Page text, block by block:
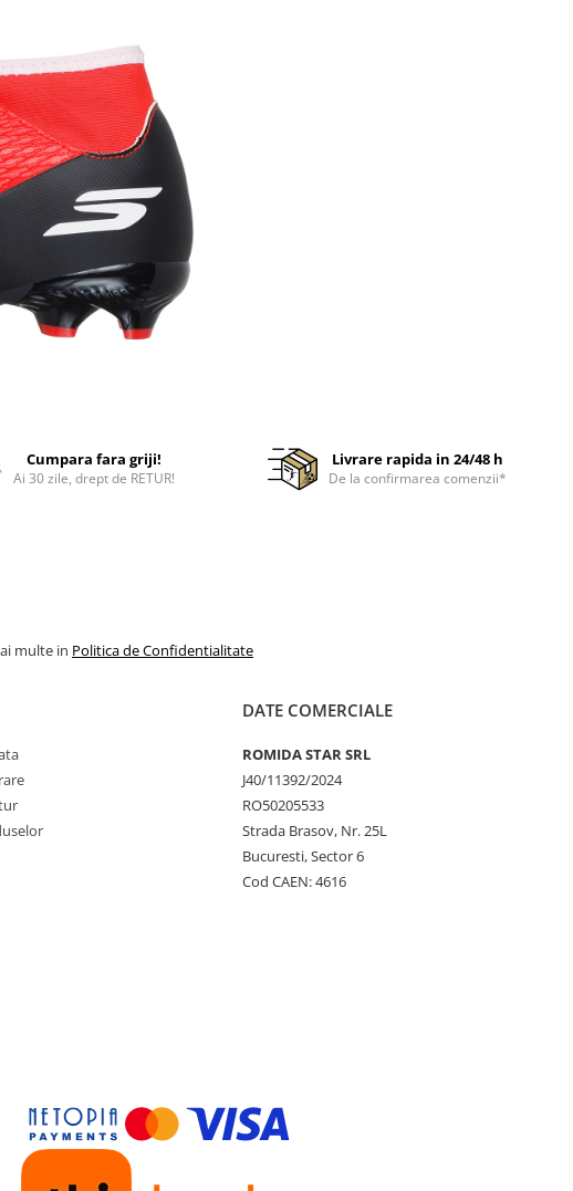
Cumpara fara griji!
Ai 30 zile, drept de RETUR!
Livrare rapida in 24/48 h
De la confirmarea comenzii*
multe in Politica de Confidentialitate
DATE COMERCIALE
ROMIDA STAR SRL
J40/11392/2024
RO50205533
Strada Brasov, Nr. 25L
Bucuresti, Sector 6
Cod CAEN: 4616